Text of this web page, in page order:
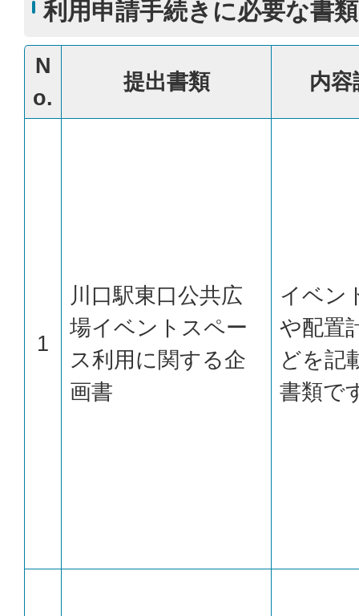
利用申請手続きに必要な書類
N
o.
提出書類 内容
1
川口駅東口公共広
場イベントスペー
ス利用に関する企
画書
イベン
や配置
どを記
書類で